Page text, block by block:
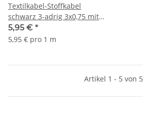
Textilkabel-Stoffkabel
schwarz 3-adrig 3x0,75 mit
Stahlseil zur Zugentlastung
5,95 € *
5,95 € pro 1 m
Artikel 1 - 5 von 5